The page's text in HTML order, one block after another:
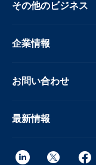
その他のビジネス
企業情報
お問い合わせ
最新情報